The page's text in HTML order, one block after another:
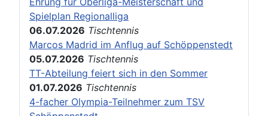
Spielplan Regionalliga
06.07.2026 Tischtennis
Marcos Madrid im Anflug auf Schöppenstedt
05.07.2026 Tischtennis
TT-Abteilung feiert sich in den Sommer
01.07.2026 Tischtennis
4-facher Olympia-Teilnehmer zum TSV